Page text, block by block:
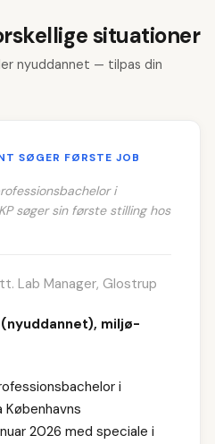
situationer
nyuddannet — tilpas din
SØGER FØRSTE JOB
i
søger sin første stilling hos
Lab Manager, Glostrup
miljø-
i
2026 med speciale i